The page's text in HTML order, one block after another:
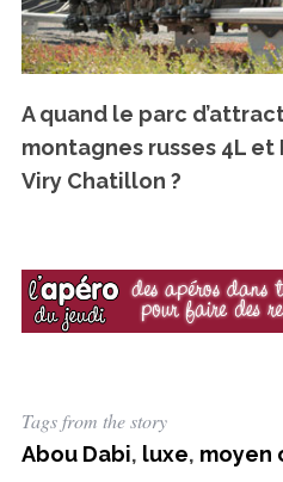
A quand le parc
montagnes russes 4L et
Viry Chatillon ?
Tags from the story
Abou Dabi, luxe, moyen